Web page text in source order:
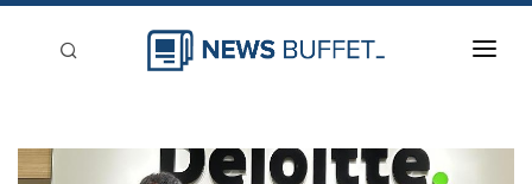
新聞稿分類